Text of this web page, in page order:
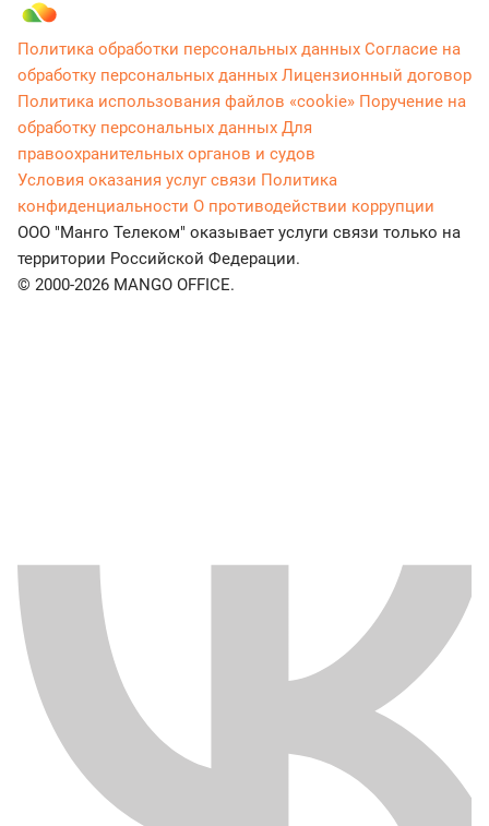
Политика обработки персональных данных Согласие на
обработку персональных данных Лицензионный договор
Политика использования файлов «cookie» Поручение на
обработку персональных данных Для
правоохранительных органов и судов
Условия оказания услуг связи Политика
конфиденциальности О противодействии коррупции
ООО "Манго Телеком" оказывает услуги связи только на
территории Российской Федерации.
© 2000-2026 MANGO OFFICE.